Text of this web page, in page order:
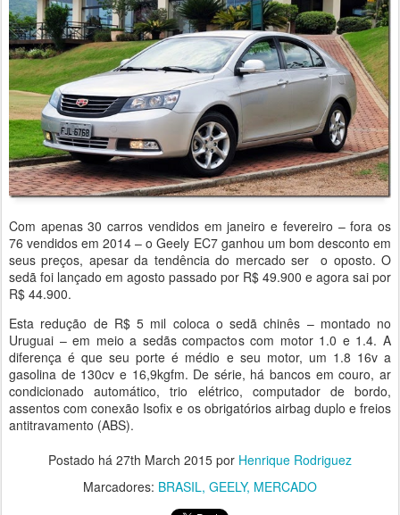
Com apenas 30 carros vendidos em janeiro e fevereiro – fora os
76 vendidos em 2014 – o Geely EC7 ganhou um bom desconto em
seus preços, apesar da tendência do mercado ser o oposto. O
sedã foi lançado em agosto passado por R$ 49.900 e agora sai por
R$ 44.900.
Esta redução de R$ 5 mil coloca o sedã chinês – montado no
Uruguai – em meio a sedãs compactos com motor 1.0 e 1.4. A
diferença é que seu porte é médio e seu motor, um 1.8 16v a
gasolina de 130cv e 16,9kgfm. De série, há bancos em couro, ar
condicionado automático, trio elétrico, computador de bordo,
assentos com conexão Isofix e os obrigatórios airbag duplo e freios
antitravamento (ABS).
Postado há 27th March 2015 por Henrique Rodriguez
Marcadores: BRASIL GEELY MERCADO